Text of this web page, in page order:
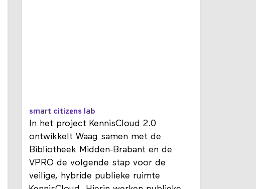
smart citizens lab
In het project KennisCloud 2.0
ontwikkelt Waag samen met de
Bibliotheek Midden-Brabant en de
VPRO de volgende stap voor de
veilige, hybride publieke ruimte